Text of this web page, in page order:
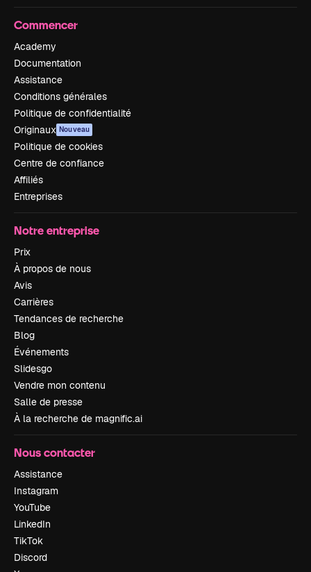
Commencer
Academy
Documentation
Assistance
Conditions générales
Politique de confidentialité
Originaux Nouveau
Politique de cookies
Centre de confiance
Affiliés
Entreprises
Notre entreprise
Prix
À propos de nous
Avis
Carrières
Tendances de recherche
Blog
Événements
Slidesgo
Vendre mon contenu
Salle de presse
À la recherche de magnific.ai
Nous contacter
Assistance
Instagram
YouTube
LinkedIn
TikTok
Discord